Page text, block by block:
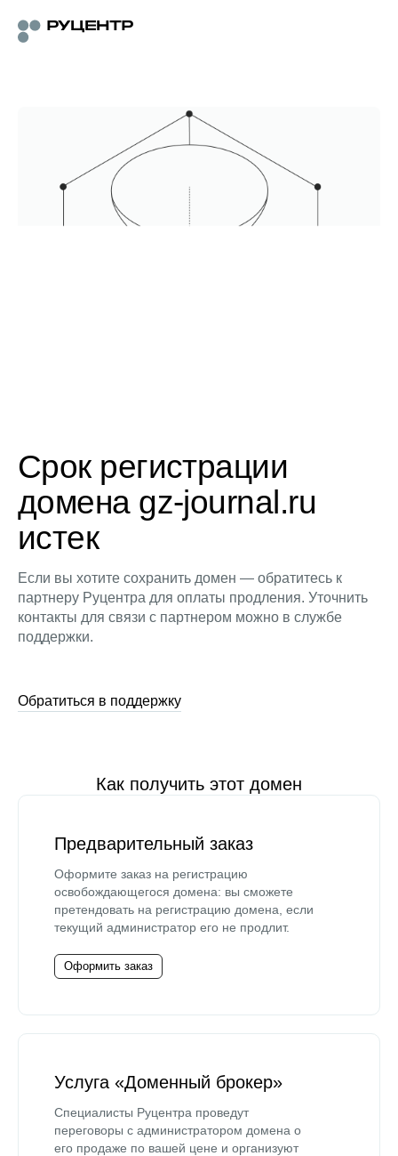
Срок регистрации
домена gz-journal.ru
истек
Если вы хотите сохранить домен — обратитесь к
партнеру Руцентра для оплаты продления. Уточнить
контакты для связи с партнером можно в службе
поддержки.
Обратиться в поддержку
Как получить этот домен
Предварительный заказ
Оформите заказ на регистрацию
освобождающегося домена: вы сможете
претендовать на регистрацию домена, если
текущий администратор его не продлит.
Оформить заказ
Услуга «Доменный брокер»
Специалисты Руцентра проведут
переговоры с администратором домена о
его продаже по вашей цене и организуют